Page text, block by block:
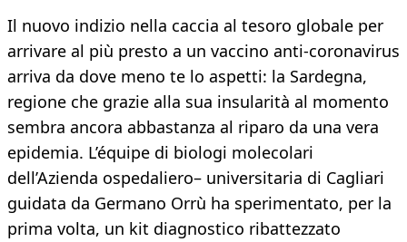
Il nuovo indizio nella caccia al tesoro globale per
arrivare al più presto a un vaccino anti-coronavirus
arriva da dove meno te lo aspetti: la Sardegna,
regione che grazie alla sua insularità al momento
sembra ancora abbastanza al riparo da una vera
epidemia. L’équipe di biologi molecolari
dell’Azienda ospedaliero– universitaria di Cagliari
guidata da Germano Orrù ha sperimentato, per la
prima volta, un kit diagnostico ribattezzato